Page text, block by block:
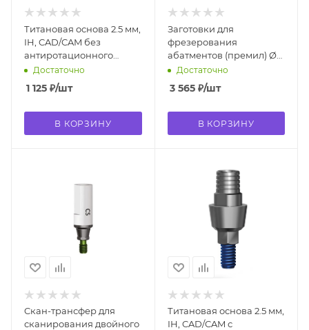
Титановая основа 2.5 мм,
IH, CAD/CAM без
антиротационного
посадочного элемента
(4952, CCTB-R-2.5)
Достаточно
1 125 ₽/шт
В КОРЗИНУ
Заготовки для
фрезерования
абатментов (премил) Ø
11.5 мм (4988 BA-PF-IH)
Достаточно
3 565₽/шт
В КОРЗИНУ
Cкан-трансфер для
сканирования двойного
Титановая основа 2.5 мм,
IH, CAD/CAM с